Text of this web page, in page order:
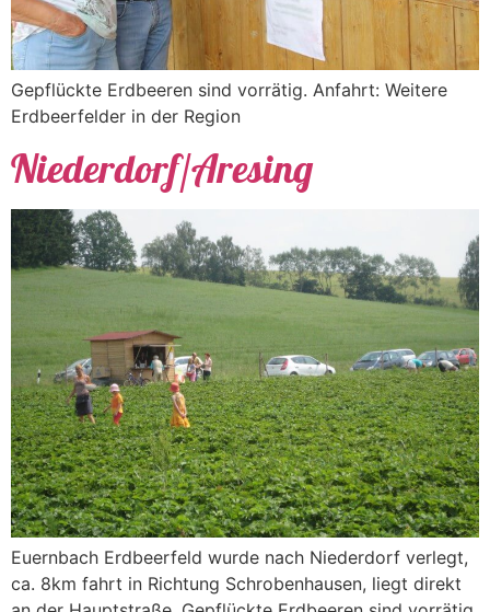
Gepflückte Erdbeeren sind vorrätig. Anfahrt: Weitere
Erdbeerfelder in der Region
Niederdorf/Aresing
Euernbach Erdbeerfeld wurde nach Niederdorf verlegt,
ca. 8km fahrt in Richtung Schrobenhausen, liegt direkt